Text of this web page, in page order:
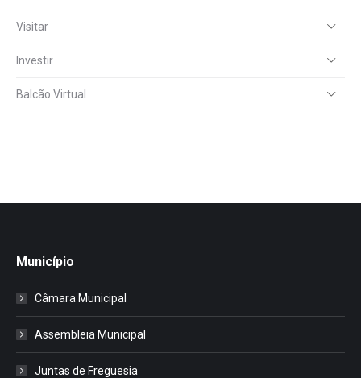
Visitar
Investir
Balcão Virtual
Município
Câmara Municipal
Assembleia Municipal
Juntas de Freguesia